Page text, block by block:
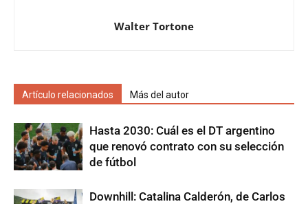
Walter Tortone
Artículo relacionados Más del autor
Hasta 2030: Cuál es el DT argentino
que renovó contrato con su selección
de fútbol
Downhill: Catalina Calderón, de Carlos